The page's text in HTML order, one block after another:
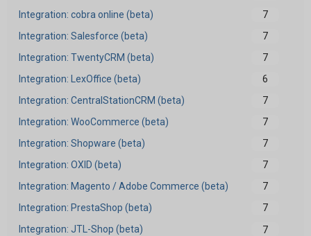
Integration: cobra online (beta)
7
Integration: Salesforce (beta)
7
Integration: TwentyCRM (beta)
7
Integration: LexOffice (beta)
6
Integration: CentralStationCRM (beta)
7
Integration: WooCommerce (beta)
7
Integration: Shopware (beta)
7
Integration: OXID (beta)
7
Integration: Magento / Adobe Commerce (beta)
7
Integration: PrestaShop (beta)
7
Integration: JTL-Shop (beta)
7